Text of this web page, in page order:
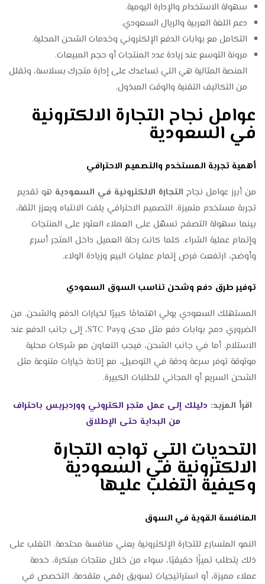
سهولة الاستخدام والإدارة اليومية.
دعم اللغة العربية والريال السعودي.
التكامل مع بوابات الدفع الإلكتروني وخدمات الشحن المحلية.
مرونة التوسع عند زيادة عدد المنتجات أو حجم المبيعات.
المنصة المثالية هي التي تساعدك على إدارة متجرك بسلاسة، وتقلل
من التكاليف التقنية والوقت المبذول.
عوامل نجاح التجارة الالكترونية
في السعودية
أهمية تجربة المستخدم والتصميم الاحترافي
من أبرز عوامل نجاح التجارة الالكترونية في السعودية هو تقديم
تجربة مستخدم متميزة. التصميم الاحترافي يلفت الانتباه ويعزز الثقة،
بينما سهولة التصفح تسهّل على العملاء العثور على المنتجات
وإتمام عملية الشراء. كلما كانت رحلة العميل داخل المتجر أسرع
وأوضح، ارتفعت فرص إتمام عمليات البيع وزيادة الولاء.
توفير طرق دفع وشحن تناسب السوق السعودي
المستهلك السعودي يولي اهتمامًا كبيرًا لخيارات الدفع والشحن. من
الضروري دمج بوابات دفع مثل مدى وSTC Pay، إلى جانب الدفع عند
الاستلام. أما في جانب الشحن، فيجب التعاون مع شركات محلية
موثوقة توفر سرعة ودقة في التوصيل، مع إتاحة خيارات متنوعة مثل
الشحن السريع أو المجاني للطلبات الكبيرة.
اقرأ المزيد: دليلك إلى عمل متجر الكتروني ووردبريس باحتراف
من البداية حتى الإطلاق
التحديات التي تواجه التجارة
الالكترونية في السعودية
وكيفية التغلب عليها
المنافسة القوية في السوق
النمو المتسارع للتجارة الإلكترونية يعني منافسة محتدمة. التغلب على
ذلك يتطلب تميزًا حقيقيًا، سواء من خلال منتجات مبتكرة، خدمة
عملاء مميزة، أو استراتيجيات تسويق رقمي متقدمة. التخصص في